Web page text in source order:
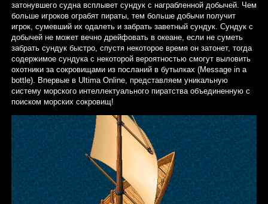
затонувшего судна всплывет сундук с награбленной добычей. Чем
больше игроков ограбят пираты, тем больше добычи получит
игрок, сумевший их одалеть и забрать заветный сундук. Сундук с
добычей не может вечно дрейфовать в океане, если не суметь
забрать сундук быстро, спустя некоторое время он затонет, тогда
содержимое сундука с некоторой вероятностью смогут выловить
охотники за сокровищами из посланий в бутылках (Message in a
bottle). Впервые в Ultima Online, представляем уникальную
систему морского интеллектуального пиратства объединенную с
поиском морских сокровищ!